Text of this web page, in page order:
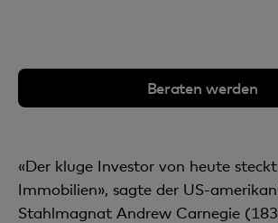
Beraten werden
«Der kluge Investor von heute
Immobilien», sagte der US-
Stahlmagnat Andrew Carnegie